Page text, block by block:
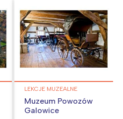
LEKCJE MUZEALNE
Muzeum Powozów
Galowice